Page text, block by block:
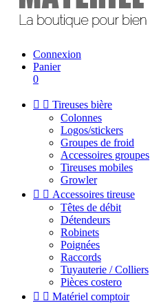
Connexion
Panier
0
  Tireuses bière
Colonnes
Logos/stickers
Groupes de froid
Accessoires groupes
Tireuses mobiles
Growler
  Accessoires tireuse
Têtes de débit
Détendeurs
Robinets
Poignées
Raccords
Tuyauterie / Colliers
Pièces costero
  Matériel comptoir